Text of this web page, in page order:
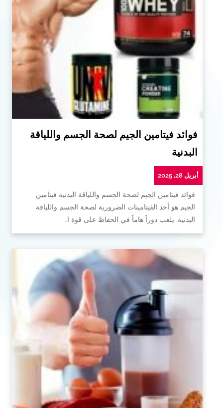
فوائد فيتامين الجيم لصحة الجسم واللياقة
البدنية
أبريل 28, 2025
فوائد فيتامين الجيم لصحة الجسم واللياقة البدنية فيتامين
الجيم هو أحد الفيتامينات الضرورية لصحة الجسم واللياقة
البدنية. يلعب دوراً هاماً في الحفاظ على قوة ا…